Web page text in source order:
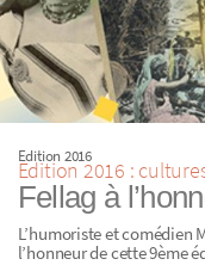
Edition 2016
Edition 2016 :
Fellag à
L’humoriste et comédien
l’honneur de cette 9ème